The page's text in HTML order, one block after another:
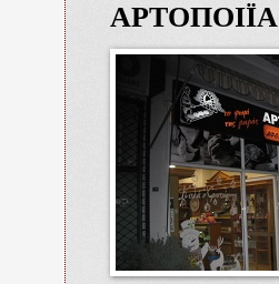
ΑΡΤΟΠΟΙΪΑ